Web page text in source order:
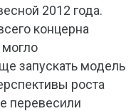
2012 года.
концерна
запускать модель
роста
перевесили